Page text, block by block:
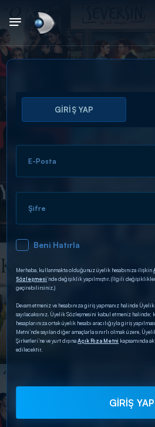
Arama
ARAMA SONUÇLARI
DİĞER SONUÇLAR
GİRİŞ YAP
E-Posta
Şifre
Beni Hatırla
Merhaba, kullanmakta olduğunuz üyelik hesabınıza ilişkin
Sözleşmesi’nde değişiklik yapılmıştır. (İlgili
geçirebilirsiniz.)
Devam etmeniz ve hesabınıza giriş yapmanız halinde
sayılacaksınız. Üyelik Sözleşmesini kabul etmeniz
hesaplarınıza ortak üyelik hesabı aracılığıyla giriş
Metni’nde sayılan diğer amaçlarla sınırlı olmak üzere,
Şirketleri’ne ve yurt dışınaAçık Rıza Metni kapsamında
edilecektir.
GİRİŞ YAP